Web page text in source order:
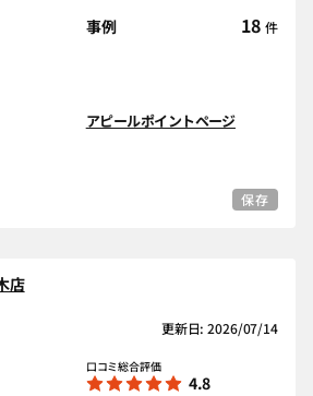
事例 18 件
アピールポイントページ
保存
店
更新日: 2026/07/14
口コミ総合評価
4.8